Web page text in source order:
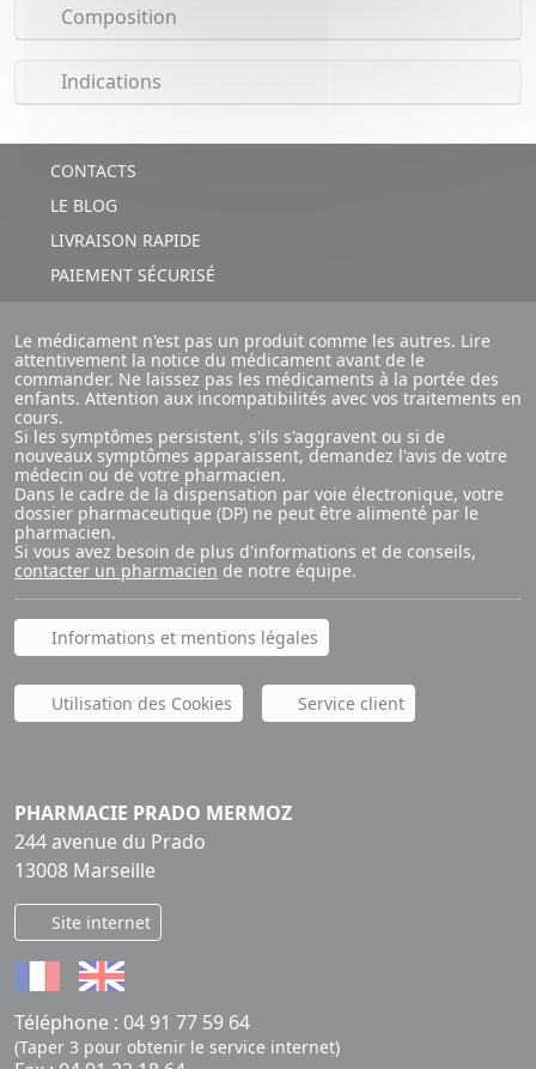
Composition
Indications
CONTACTS
LE BLOG
LIVRAISON RAPIDE
PAIEMENT SÉCURISÉ
Le médicament n'est pas un produit comme les autres. Lire
attentivement la notice du médicament avant de le
commander. Ne laissez pas les médicaments à la portée des
enfants. Attention aux incompatibilités avec vos traitements en
cours.
Si les symptômes persistent, s'ils s'aggravent ou si de
nouveaux symptômes apparaissent, demandez l'avis de votre
médecin ou de votre pharmacien.
Dans le cadre de la dispensation par voie électronique, votre
dossier pharmaceutique (DP) ne peut être alimenté par le
pharmacien.
Si vous avez besoin de plus d'informations et de conseils,
contacter un pharmacien de notre équipe.
Informations et mentions légales
Utilisation des Cookies Service client
PHARMACIE PRADO MERMOZ
244 avenue du Prado
13008 Marseille
Site internet
Téléphone : 04 91 77 59 64
(Taper 3 pour obtenir le service internet)